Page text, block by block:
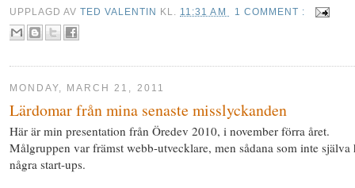
UPPLAGD AVTED VALENTIN KL. 11:31 AM 1 COMMENT :
MONDAY, MARCH 21, 2011
Lärdomar från mina senaste misslyckanden
Här är min presentation från Öredev 2010, i november förra året.
Målgruppen var främst webb-utvecklare, men sådana som inte själva
några start-ups.